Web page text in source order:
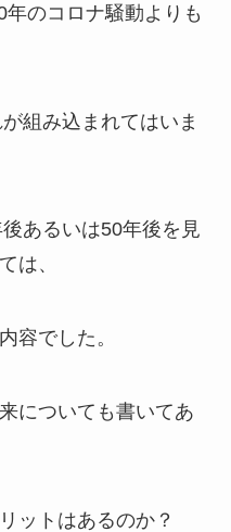
のコロナ騒動よりも
組み込まれてはいま
あるいは50年後を見
は、
容でした。
についても書いてあ
ットはあるのか？